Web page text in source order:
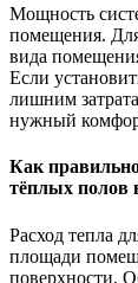
Мощность
помещения.
вида
Если
лишним
нужный
Как
тёплых полов
Расход тепла
площади
поверхности.